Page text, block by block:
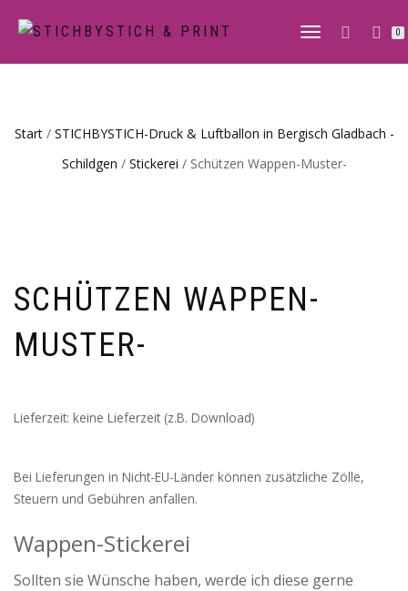
NAVIGATION0
Start/ STICHBYSTICH-Druck & Luftballon in Bergisch Gladbach -
Schildgen / Stickerei / Schützen Wappen-Muster-
SCHÜTZEN WAPPEN-
MUSTER-
Lieferzeit: keine Lieferzeit (z.B. Download)
Bei Lieferungen in Nicht-EU-Länder können zusätzliche Zölle,
Steuern und Gebühren anfallen.
Wappen-Stickerei
Sollten sie Wünsche haben, werde ich diese gerne